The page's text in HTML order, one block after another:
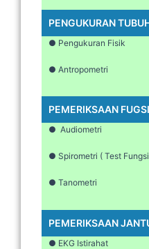
PENGUKURAN
● Pengukuran Fisik
● Antropometri
PEMERIKSAAN
● Audiometri
● Spirometri ( Test
● Tanometri
PEMERIKSAAN
● EKG Istirahat